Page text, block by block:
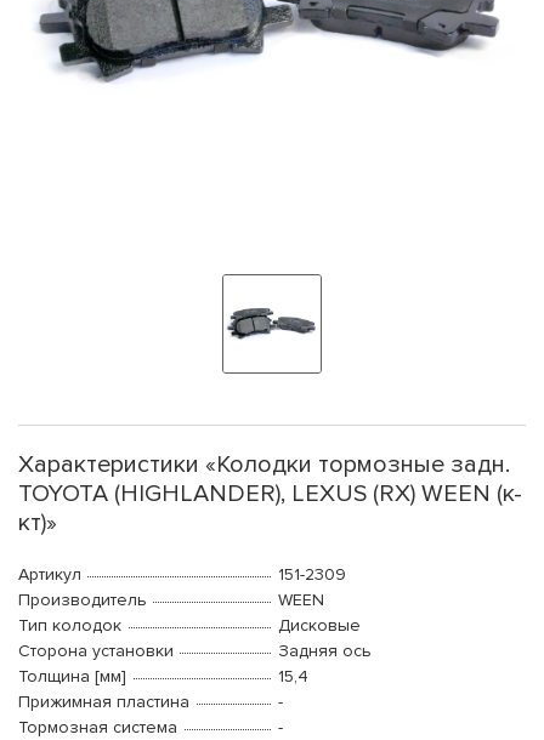
Характеристики «Колодки тормозные задн.
TOYOTA (HIGHLANDER), LEXUS (RX) WEEN (к-
кт)»
Артикул
151-2309
Производитель
WEEN
Тип колодок
Дисковые
Сторона установки
Задняя ось
Толщина [мм]
15,4
Прижимная пластина
-
Тормозная система
-